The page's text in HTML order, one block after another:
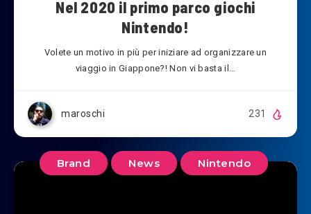
Nel 2020 il primo parco giochi
Nintendo!
Volete un motivo in più per iniziare ad organizzare un
viaggio in Giappone?! Non vi basta il…
maroschi 231
Brand News Nintendo